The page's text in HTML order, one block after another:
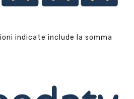
indicate include la somma